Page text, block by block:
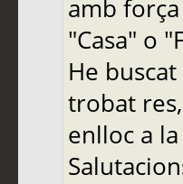
amb
"Casa" o
He
trobat
enlloc a